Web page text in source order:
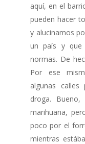
aquí, en el
pueden hacer
y alucinamos
un país y que
normas. De
Por ese
algunas
droga.
marihuana,
poco por el
mientras